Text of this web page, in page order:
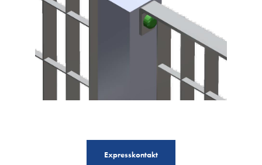
Expresskontakt